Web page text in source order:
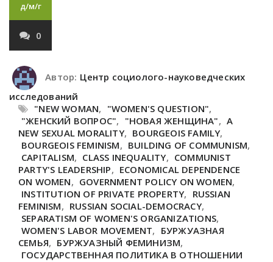
д/м/г
0
Автор: Центр социолого-науковедческих
исследований
"NEW WOMAN, "WOMEN'S QUESTION",
"ЖЕНСКИЙ ВОПРОС", "НОВАЯ ЖЕНЩИНА", A
NEW SEXUAL MORALITY, BOURGEOIS FAMILY,
BOURGEOIS FEMINISM, BUILDING OF COMMUNISM,
CAPITALISM, CLASS INEQUALITY, COMMUNIST
PARTY'S LEADERSHIP, ECONOMICAL DEPENDENCE
ON WOMEN, GOVERNMENT POLICY ON WOMEN,
INSTITUTION OF PRIVATE PROPERTY, RUSSIAN
FEMINISM, RUSSIAN SOCIAL-DEMOCRACY,
SEPARATISM OF WOMEN'S ORGANIZATIONS,
WOMEN'S LABOR MOVEMENT, БУРЖУАЗНАЯ
СЕМЬЯ, БУРЖУАЗНЫЙ ФЕМИНИЗМ,
ГОСУДАРСТВЕННАЯ ПОЛИТИКА В ОТНОШЕНИИ